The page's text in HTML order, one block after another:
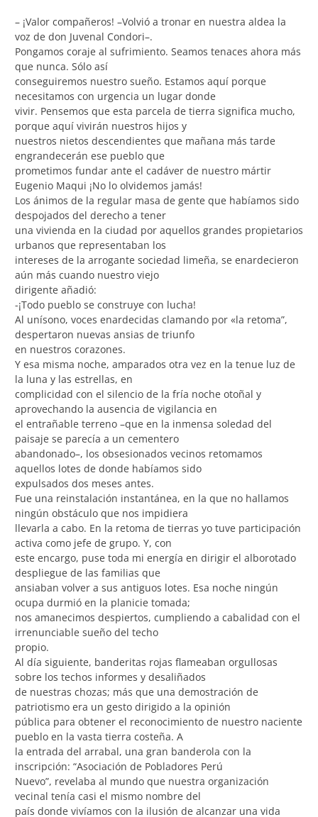
– ¡Valor compañeros! –Volvió a tronar en nuestra aldea la
voz de don Juvenal Condori–.
Pongamos coraje al sufrimiento. Seamos tenaces ahora más
que nunca. Sólo así
conseguiremos nuestro sueño. Estamos aquí porque
necesitamos con urgencia un lugar donde
vivir. Pensemos que esta parcela de tierra significa mucho,
porque aquí vivirán nuestros hijos y
nuestros nietos descendientes que mañana más tarde
engrandecerán ese pueblo que
prometimos fundar ante el cadáver de nuestro mártir
Eugenio Maqui ¡No lo olvidemos jamás!
Los ánimos de la regular masa de gente que habíamos sido
despojados del derecho a tener
una vivienda en la ciudad por aquellos grandes propietarios
urbanos que representaban los
intereses de la arrogante sociedad limeña, se enardecieron
aún más cuando nuestro viejo
dirigente añadió:
-¡Todo pueblo se construye con lucha!
Al unísono, voces enardecidas clamando por «la retoma”,
despertaron nuevas ansias de triunfo
en nuestros corazones.
Y esa misma noche, amparados otra vez en la tenue luz de
la luna y las estrellas, en
complicidad con el silencio de la fría noche otoñal y
aprovechando la ausencia de vigilancia en
el entrañable terreno –que en la inmensa soledad del
paisaje se parecía a un cementero
abandonado–, los obsesionados vecinos retomamos
aquellos lotes de donde habíamos sido
expulsados dos meses antes.
Fue una reinstalación instantánea, en la que no hallamos
ningún obstáculo que nos impidiera
llevarla a cabo. En la retoma de tierras yo tuve participación
activa como jefe de grupo. Y, con
este encargo, puse toda mi energía en dirigir el alborotado
despliegue de las familias que
ansiaban volver a sus antiguos lotes. Esa noche ningún
ocupa durmió en la planicie tomada;
nos amanecimos despiertos, cumpliendo a cabalidad con el
irrenunciable sueño del techo
propio.
Al día siguiente, banderitas rojas flameaban orgullosas
sobre los techos informes y desaliñados
de nuestras chozas; más que una demostración de
patriotismo era un gesto dirigido a la opinión
pública para obtener el reconocimiento de nuestro naciente
pueblo en la vasta tierra costeña. A
la entrada del arrabal, una gran banderola con la
inscripción: “Asociación de Pobladores Perú
Nuevo”, revelaba al mundo que nuestra organización
vecinal tenía casi el mismo nombre del
país donde vivíamos con la ilusión de alcanzar una vida